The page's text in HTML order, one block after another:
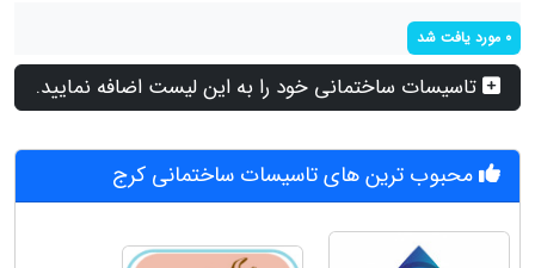
0 مورد یافت شد
تاسیسات ساختمانی خود را به این لیست اضافه نمایید.
محبوب ترین های تاسیسات ساختمانی کرج